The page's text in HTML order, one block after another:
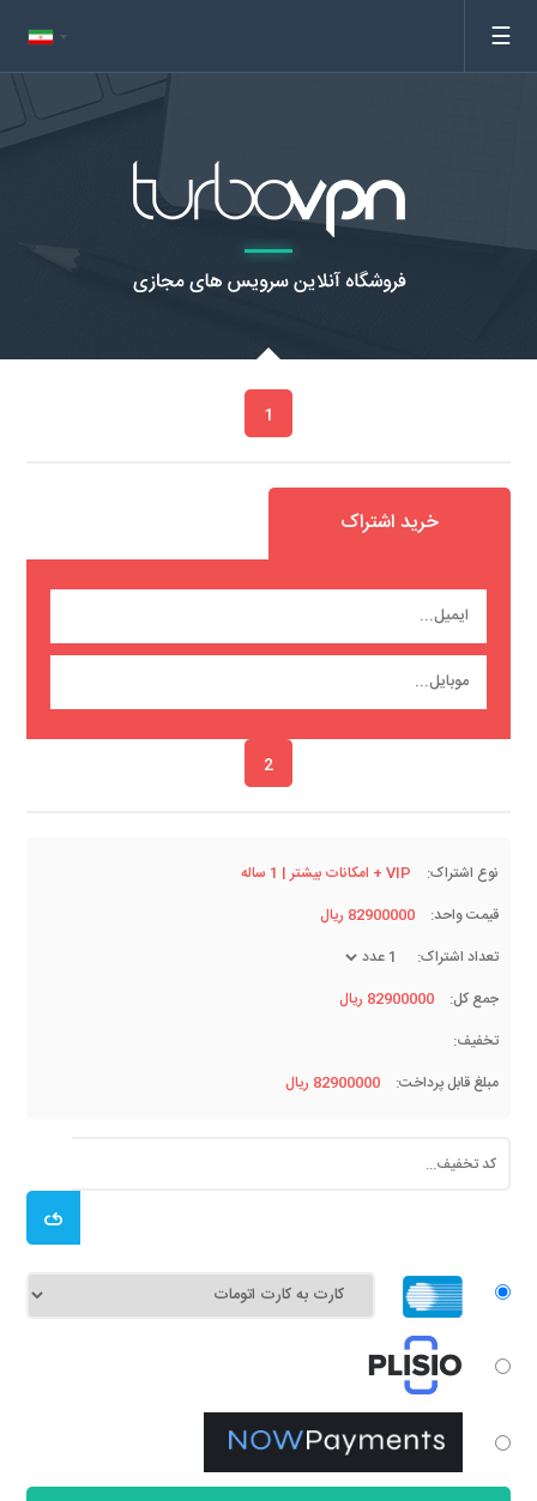
☰
1
خرید اشتراک
2
نوع اشتراک:
VIP + امکانات بیشتر | 1 ساله
قیمت واحد:
82900000 ریال
تعداد اشتراک:
جمع کل:
82900000 ریال
تخفیف:
مبلغ قابل پرداخت:
82900000 ریال